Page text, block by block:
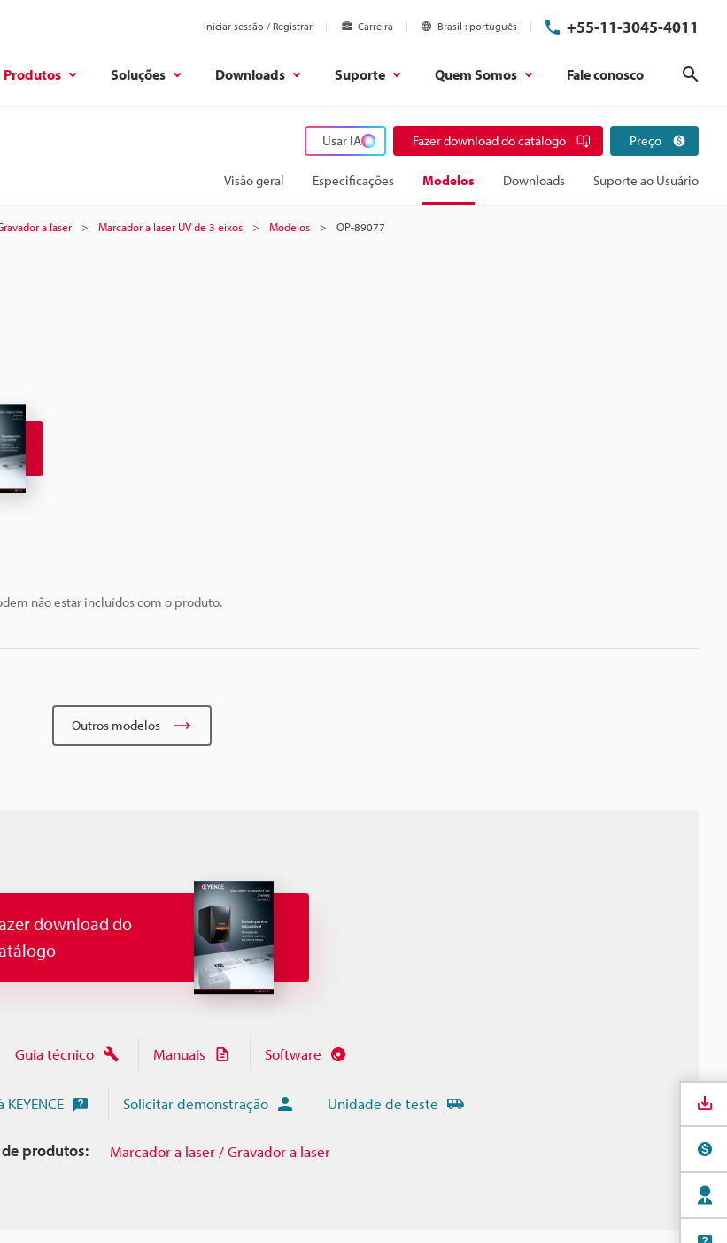
Iniciar sessão / Registrar Carreira Brasil português +55-11-3045-4011
Produtos Soluções Downloads Suporte Quem Somos Fale conosco
Usar IA Fazer download do catálogo Preço
Visão geral Especificações Modelos Downloads Suporte ao Usuário
a laser Marcador a laser UV de 3 eixos Modelos OP-89077
não estar incluídos com o produto.
Outros modelos
download do
Guia técnico Manuais Software
Solicitar demonstração Unidade de teste
produtos: Marcador a laser / Gravador a laser